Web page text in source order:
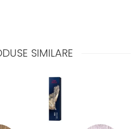
SIMILARE